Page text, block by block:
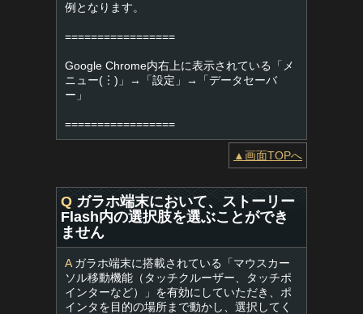
例となります。
=================
Google Chrome内右上に表示されている「メ
ニュー(︙)」→「設定」→「データセーバ
ー」
=================
▲画面TOPへ
Q ガラホ端末において、ストーリー
Flash内の選択肢を選ぶことができ
ません
Aガラホ端末に搭載されている「マウスカー
ソル移動機能（タッチクルーザー、タッチポ
インターなど）」を有効にしていただき、ポ
インタを目的の場所まで動かし、選択してく